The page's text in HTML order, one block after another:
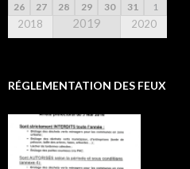
26
27 28 29 30 31 1
2018 2019 2020
RÉGLEMENTATION DES FEUX